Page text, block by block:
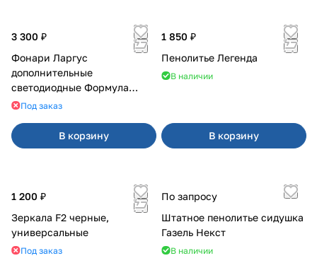
3 300 ₽
Фонари Ларгус
дополнительные
светодиодные Формула
Света
Под заказ
В корзину
1 850 ₽
Пенолитье Легенда
В наличии
В корзину
1 200 ₽
Зеркала F2 черные,
универсальные
Под заказ
По запросу
Штатное пенолитье сидушка
Газель Некст
В наличии